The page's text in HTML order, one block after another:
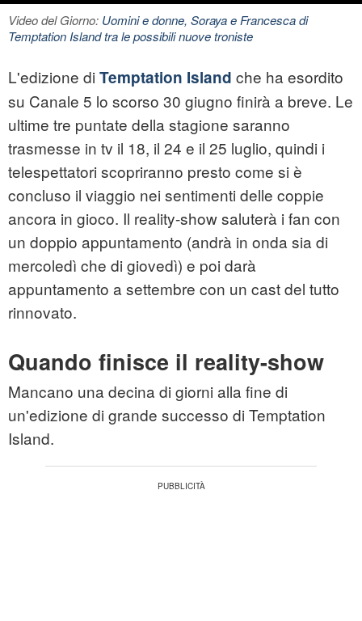
Video del Giorno: Uomini e donne, Soraya e Francesca di
Temptation Island tra le possibili nuove troniste
L'edizione di Temptation Island che ha esordito
su Canale 5 lo scorso 30 giugno finirà a breve. Le
ultime tre puntate della stagione saranno
trasmesse in tv il 18, il 24 e il 25 luglio, quindi i
telespettatori scopriranno presto come si è
concluso il viaggio nei sentimenti delle coppie
ancora in gioco. Il reality-show saluterà i fan con
un doppio appuntamento (andrà in onda sia di
mercoledì che di giovedì) e poi darà
appuntamento a settembre con un cast del tutto
rinnovato.
Quando finisce il reality-show
Mancano una decina di giorni alla fine di
un'edizione di grande successo di Temptation
Island.